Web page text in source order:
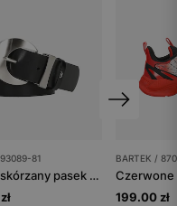
81
Czarny skórzany pasek damski z dużą srebrną klamrą
BARTEK /
199.00 zł